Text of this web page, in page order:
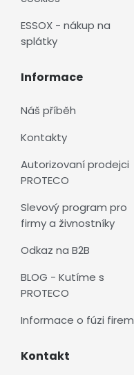
ESSOX - nákup na
splátky
Informace
Náš příběh
Kontakty
Autorizovaní prodejci
PROTECO
Slevový program pro
firmy a živnostníky
Odkaz na B2B
BLOG - Kutíme s
PROTECO
Informace o fúzi firem
Kontakt